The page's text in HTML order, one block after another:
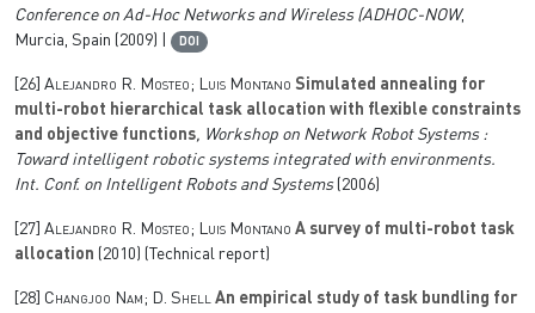
Conference on Ad-Hoc Networks and Wireless (ADHOC-NOW,
Murcia, Spain (2009) |
DOI
[26] Alejandro R. Mosteo; Luis Montano Simulated annealing for
multi-robot hierarchical task allocation with flexible constraints
and objective functions, Workshop on Network Robot Systems :
Toward intelligent robotic systems integrated with environments.
Int. Conf. on Intelligent Robots and Systems(2006)
[27] Alejandro R. Mosteo; Luis Montano A survey of multi-robot task
allocation (2010) (Technical report)
[28] Changjoo Nam; D. Shell An empirical study of task bundling for